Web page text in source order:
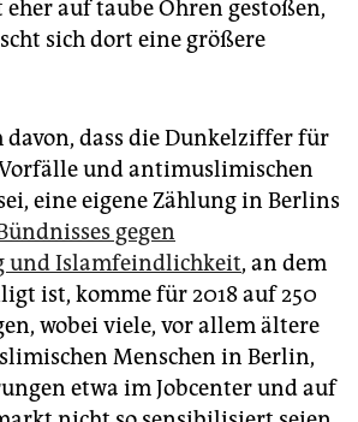
auf taube Ohren gestoßen,
sich dort eine größere
davon, dass die Dunkelziffer für
und antimuslimischen
eine eigene Zählung in Berlins
gegen
Islamfeindlichkeit, an dem
ist, komme für 2018 auf 250
wobei viele, vor allem ältere
Menschen in Berlin,
etwa im Jobcenter und auf